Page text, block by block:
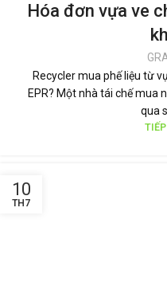
LÝ RÁC THẢI,TÁI CHẾ TÁI SỬ
Hóa đơn vựa ve
Recycler mua phế liệu từ
EPR? Một nhà tái chế mua
qua
10
TH7